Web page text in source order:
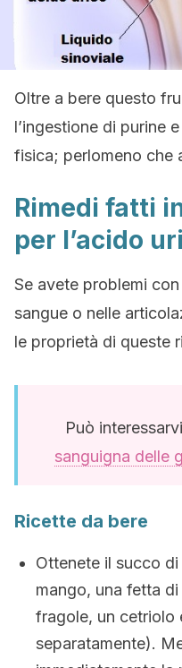
Oltre a bere questo
l’ingestione di purine
fisica; perlomeno che
Rimedi fatti
per l’acido
Se avete problemi
sangue o nelle
le proprietà di queste
Può
sanguigna delle
Ricette da bere
Ottenete il succo
mango, una fetta
fragole, un cetriolo
separatamente).